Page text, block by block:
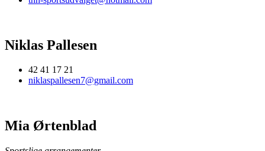
Niklas Pallesen
42 41 17 21
niklaspallesen7@gmail.com
Mia Ørtenblad